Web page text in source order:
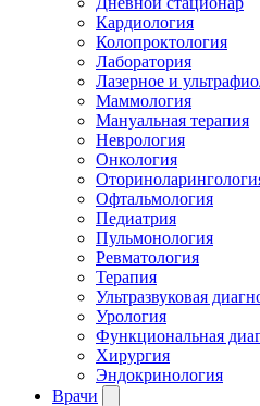
Кардиология
Колопроктология
Лаборатория
Лазерное и
Маммология
Мануальная терапия
Неврология
Онкология
Офтальмология
Педиатрия
Пульмонология
Ревматология
Терапия
Ультразвуковая
Урология
Функциональная
Хирургия
Эндокринология
Врачи